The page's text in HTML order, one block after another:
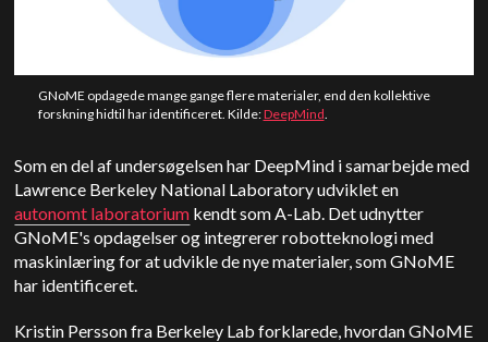
GNoME opdagede mange gange flere materialer, end den kollektive
forskning hidtil har identificeret. Kilde:DeepMind
Som en del af undersøgelsen har DeepMind i samarbejde med
Lawrence Berkeley National Laboratory udviklet en
autonomt laboratorium kendt som A-Lab. Det udnytter
GNoME's opdagelser og integrerer robotteknologi med
maskinlæring for at udvikle de nye materialer, som GNoME
har identificeret.
Kristin Persson fra Berkeley Lab forklarede, hvordan GNoME